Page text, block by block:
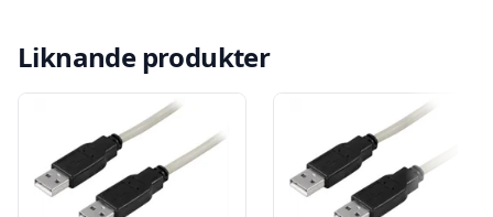
Liknande produkter